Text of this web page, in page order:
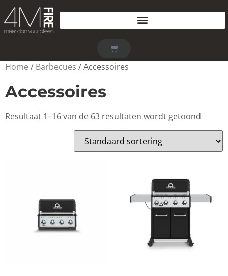
Home / Barbecues / Accessoires
Accessoires
Resultaat 1–16 van de 63 resultaten wordt getoond